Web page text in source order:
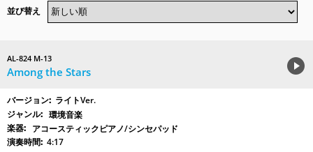
並び替え
AL-824 M-13
Among the Stars
ライトVer.
環境音楽
アコースティックピアノ/シンセパッド
4:17